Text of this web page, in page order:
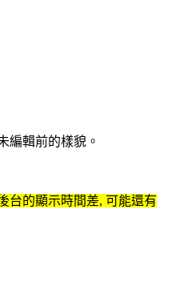
編輯前的樣貌。
台的顯示時間差, 可能還有